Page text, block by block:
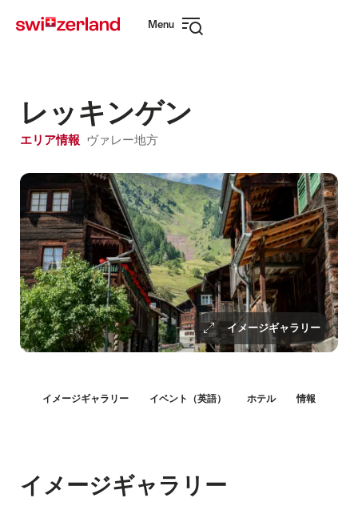
navigation
Menu
レッキンゲン
エリア情報 ヴァレー地方
イメージギャラリー
イメージギャラリー イベント（英語） ホテル 情報
イメージギャラリー